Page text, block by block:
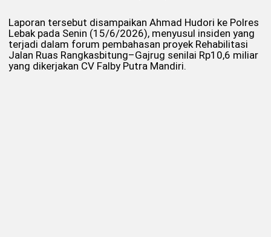
Laporan tersebut disampaikan Ahmad Hudori ke Polres
Lebak pada Senin (15/6/2026), menyusul insiden yang
terjadi dalam forum pembahasan proyek Rehabilitasi
Jalan Ruas Rangkasbitung–Gajrug senilai Rp10,6 miliar
yang dikerjakan CV Falby Putra Mandiri.